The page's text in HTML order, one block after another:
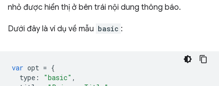
nhỏ được hiển thị ở bên trái nội dung thông báo.
Dưới đây là ví dụ về mẫu basic :
var opt = {
type : "basic" ,